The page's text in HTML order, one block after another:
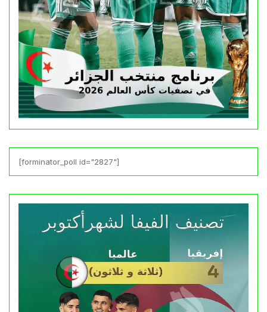
[forminator_poll id="2827"]